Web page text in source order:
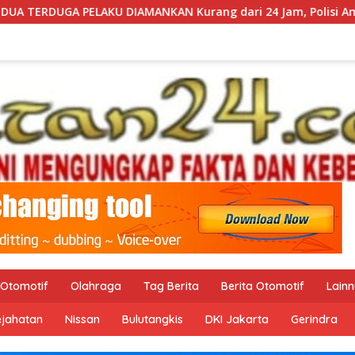
Kurang dari 24 Jam, Polisi Amankan Dua Terduga Pelaku
Otomotif Olahraga Tag Berita Berita Otomotif
Nissan Bulutangkis DKI Jakarta Gerindra